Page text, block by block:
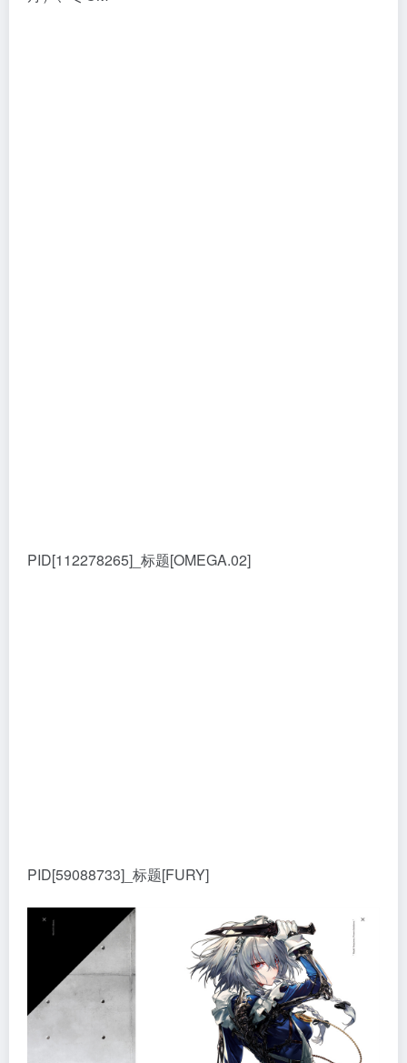
PID[112278265]_标题[OMEGA.02]
PID[59088733]_标题[FURY]